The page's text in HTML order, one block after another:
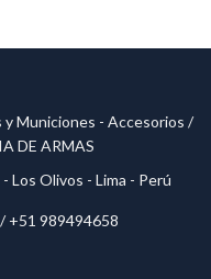
y Municiones - Accesorios /
DE ARMAS
Los Olivos - Lima - Perú
+51 989494658